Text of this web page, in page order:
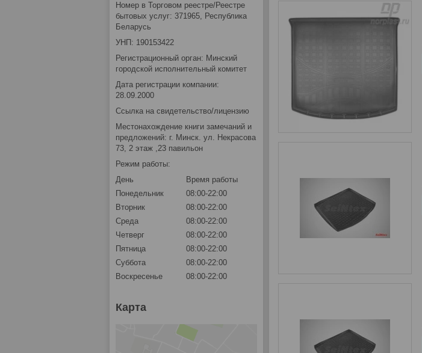
Номер в Торговом реестре/Реестре
бытовых услуг: 371965, Республика
Беларусь
УНП: 190153422
Регистрационный орган: Минский
городской исполнительный комитет
Дата регистрации компании:
28.09.2000
Ссылка на свидетельство/лицензию
Местонахождение книги замечаний и
предложений: г. Минск. ул. Некрасова
73, 2 этаж ,23 павильон
Режим работы:
День
Время работы
Понедельник
08:00-22:00
Вторник
08:00-22:00
Среда
08:00-22:00
Четверг
08:00-22:00
Пятница
08:00-22:00
Суббота
08:00-22:00
Воскресенье
08:00-22:00
Карта